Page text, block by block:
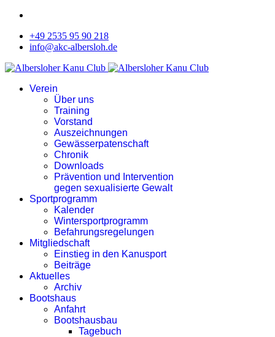
+49 2535 95 90 218
info@akc-albersloh.de
Verein
Über uns
Training
Vorstand
Auszeichnungen
Gewässerpatenschaft
Chronik
Downloads
Prävention und Intervention
gegen sexualisierte Gewalt
Sportprogramm
Kalender
Wintersportprogramm
Befahrungsregelungen
Mitgliedschaft
Einstieg in den Kanusport
Beiträge
Aktuelles
Archiv
Bootshaus
Anfahrt
Bootshausbau
Tagebuch